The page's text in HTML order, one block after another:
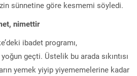
sünnetine göre kesmemi söyledi.
nimettir
ibadet programı,
geçti. Üstelik bu arada sıkıntısı
yemek yiyip yiyememelerine kadar